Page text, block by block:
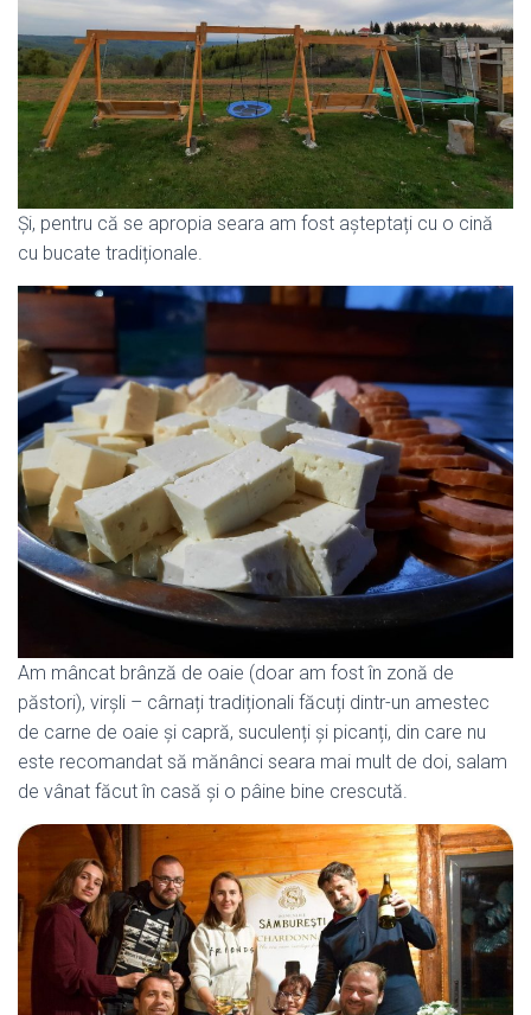
Și, pentru că se apropia seara am fost așteptați cu o cină
cu bucate tradiționale.
Am mâncat brânză de oaie (doar am fost în zonă de
păstori), virșli – cârnați tradiționali făcuți dintr-un amestec
de carne de oaie și capră, suculenți și picanți, din care nu
este recomandat să mănânci seara mai mult de doi, salam
de vânat făcut în casă și o pâine bine crescută.